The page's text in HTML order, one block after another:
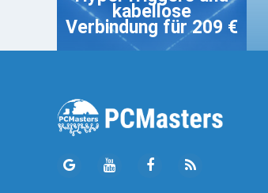
kabellose
Verbindung für 209 €